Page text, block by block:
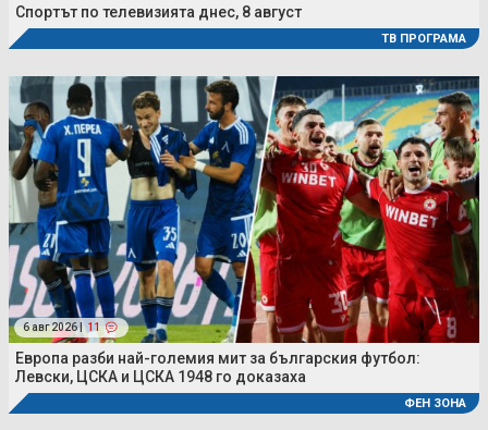
Спортът по телевизията днес, 8 август
ТВ ПРОГРАМА
6 авг 2026 | 11
Европа разби най-големия мит за българския футбол:
Левски, ЦСКА и ЦСКА 1948 го доказаха
ФЕН ЗОНА